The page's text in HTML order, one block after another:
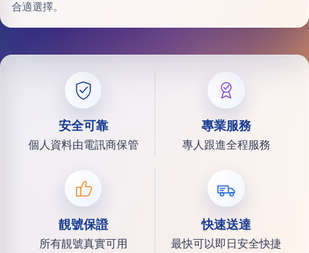
合適選擇。
安全可靠
個人資料由電訊商保管
專業服務
專人跟進全程服務
靚號保證
所有靚號真實可用
快速送達
最快可以即日安全快捷